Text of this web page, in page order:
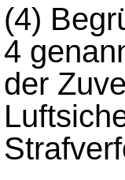
(4)
4
der